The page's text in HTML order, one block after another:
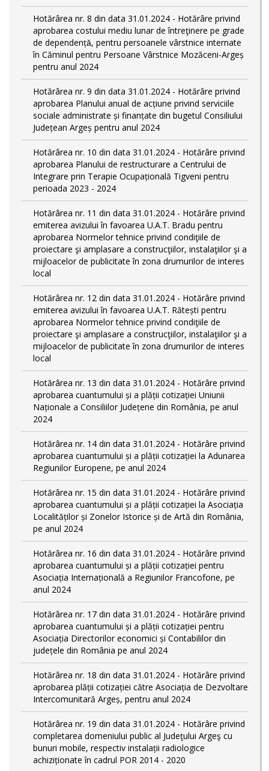
Hotărârea nr. 8 din data 31.01.2024 - Hotărâre privind
aprobarea costului mediu lunar de întreţinere pe grade
de dependențǎ, pentru persoanele vârstnice internate
în Căminul pentru Persoane Vârstnice Mozăceni-Argeș
pentru anul 2024
Hotărârea nr. 9 din data 31.01.2024 - Hotărâre privind
aprobarea Planului anual de acțiune privind serviciile
sociale administrate și finanțate din bugetul Consiliului
Județean Argeș pentru anul 2024
Hotărârea nr. 10 din data 31.01.2024 - Hotărâre privind
aprobarea Planului de restructurare a Centrului de
Integrare prin Terapie Ocupațională Tigveni pentru
perioada 2023 - 2024
Hotărârea nr. 11 din data 31.01.2024 - Hotărâre privind
emiterea avizului în favoarea U.A.T. Bradu pentru
aprobarea Normelor tehnice privind condiţiile de
proiectare şi amplasare a construcţiilor, instalaţiilor şi a
mijloacelor de publicitate în zona drumurilor de interes
local
Hotărârea nr. 12 din data 31.01.2024 - Hotărâre privind
emiterea avizului în favoarea U.A.T. Rătești pentru
aprobarea Normelor tehnice privind condiţiile de
proiectare şi amplasare a construcţiilor, instalaţiilor şi a
mijloacelor de publicitate în zona drumurilor de interes
local
Hotărârea nr. 13 din data 31.01.2024 - Hotărâre privind
aprobarea cuantumului și a plății cotizației Uniunii
Naționale a Consiliilor Județene din România, pe anul
2024
Hotărârea nr. 14 din data 31.01.2024 - Hotărâre privind
aprobarea cuantumului și a plății cotizației la Adunarea
Regiunilor Europene, pe anul 2024
Hotărârea nr. 15 din data 31.01.2024 - Hotărâre privind
aprobarea cuantumului și a plății cotizației la Asociația
Localităților și Zonelor Istorice și de Artă din România,
pe anul 2024
Hotărârea nr. 16 din data 31.01.2024 - Hotărâre privind
aprobarea cuantumului și a plății cotizației pentru
Asociația Internațională a Regiunilor Francofone, pe
anul 2024
Hotărârea nr. 17 din data 31.01.2024 - Hotărâre privind
aprobarea cuantumului și a plății cotizației pentru
Asociația Directorilor economici și Contabililor din
județele din România pe anul 2024
Hotărârea nr. 18 din data 31.01.2024 - Hotărâre privind
aprobarea plății cotizației către Asociația de Dezvoltare
Intercomunitară Argeș, pentru anul 2024
Hotărârea nr. 19 din data 31.01.2024 - Hotărâre privind
completarea domeniului public al Judeţului Argeş cu
bunuri mobile, respectiv instalații radiologice
achiziționate în cadrul POR 2014 - 2020